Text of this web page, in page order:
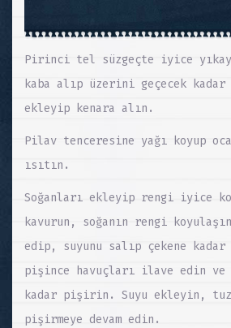
Pirinci tel süzgeçte iyice
kaba alıp üzerini geçecek
ekleyip kenara alın.
Pilav tenceresine yağı koyup
ısıtın.
Soğanları ekleyip rengi iyice
kavurun, soğanın rengi
edip, suyunu salıp çekene
pişince havuçları ilave edin ve
kadar pişirin. Suyu ekleyin,
pişirmeye devam edin.